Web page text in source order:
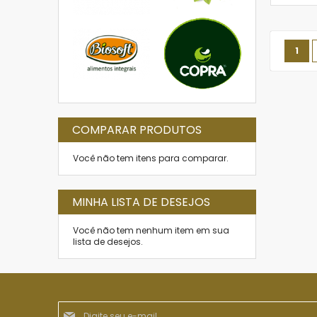
Página
1
COMPARAR PRODUTOS
Você não tem itens para comparar.
MINHA LISTA DE DESEJOS
Você não tem nenhum item em sua
lista de desejos.
Inscreva-